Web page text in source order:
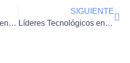
Líderes Tecnológicos en Guadalajara – Nivel 1. ¿Qué son las poleas?
SIGUIENTE
Líderes Tecnológicos en Guadalajara – Nivel 1. Lógica matemática